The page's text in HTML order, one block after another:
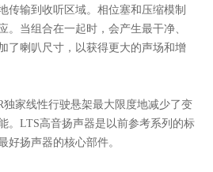
传输到收听区域。相位塞和压缩模制
。当组合在一起时，会产生最干净、
了喇叭尺寸，以获得更大的声场和增
独家线性行驶悬架最大限度地减少了变
。LTS高音扬声器是以前参考系列的标
好扬声器的核心部件。